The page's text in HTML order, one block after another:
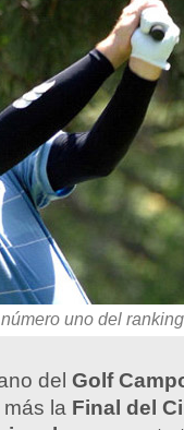
uno del
del Golf
la Final del